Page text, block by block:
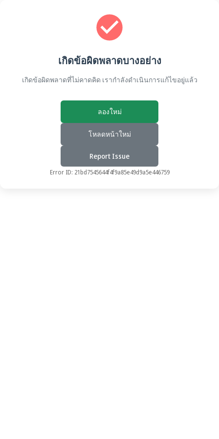
เกิดข้อผิดพลาดบางอย่าง
เกิดข้อผิดพลาดที่ไม่คาดคิด เรากำลังดำเนินการแก้ไขอยู่แล้ว
ลองใหม่
โหลดหน้าใหม่
Report Issue
Error ID: 21bd7545644f4f9a85e49d9a5e446759